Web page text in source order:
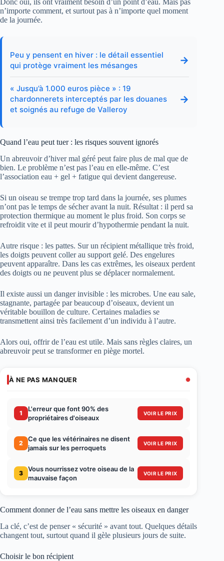
Donc oui, ils ont vraiment besoin d’un point d’eau. Mais pas
n’importe comment, et surtout pas à n’importe quel moment
de la journée.
Peu y pensent en hiver : le détail essentiel
qui protège vraiment les mésanges
→
« Jusqu’à 1.000 euros pièce » : 19
chardonnerets interceptés par les douanes
et soignés au refuge de Valleroy
→
Quand l’eau peut tuer : les risques souvent ignorés
Un abreuvoir d’hiver mal géré peut faire plus de mal que de
bien. Le problème n’est pas l’eau en elle-même. C’est
l’association eau + gel + fatigue qui devient dangereuse.
Si un oiseau se trempe trop tard dans la journée, ses plumes
n’ont pas le temps de sécher avant la nuit. Résultat : il perd sa
protection thermique au moment le plus froid. Son corps se
refroidit vite et il peut mourir d’hypothermie pendant la nuit.
Autre risque : les pattes. Sur un récipient métallique très froid,
les doigts peuvent coller au support gelé. Des engelures
peuvent apparaître. Dans les cas extrêmes, les oiseaux perdent
des doigts ou ne peuvent plus se déplacer normalement.
Il existe aussi un danger invisible : les microbes. Une eau sale,
stagnante, partagée par beaucoup d’oiseaux, devient un
véritable bouillon de culture. Certaines maladies se
transmettent ainsi très facilement d’un individu à l’autre.
Alors oui, offrir de l’eau est utile. Mais sans règles claires, un
abreuvoir peut se transformer en piège mortel.
À NE PAS MANQUER
1
L'erreur que font 90% des
propriétaires d'oiseaux
VOIR LE PRIX
2
Ce que les vétérinaires ne disent
jamais sur les perroquets
VOIR LE PRIX
3
Vous nourrissez votre oiseau de la
mauvaise façon
VOIR LE PRIX
Comment donner de l’eau sans mettre les oiseaux en danger
La clé, c’est de penser « sécurité » avant tout. Quelques détails
changent tout, surtout quand il gèle plusieurs jours de suite.
Choisir le bon récipient